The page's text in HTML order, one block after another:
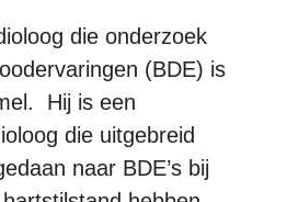
die onderzoek
(BDE) is
Hij is een
die uitgebreid
naar BDE’s bij